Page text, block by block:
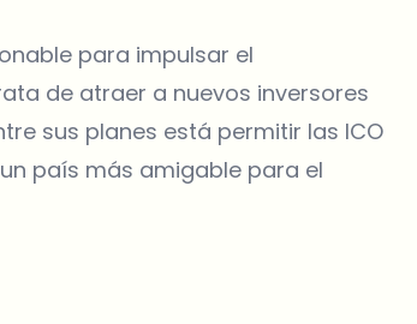
para impulsar el
de atraer a nuevos inversores
sus planes está permitir las ICO
país más amigable para el